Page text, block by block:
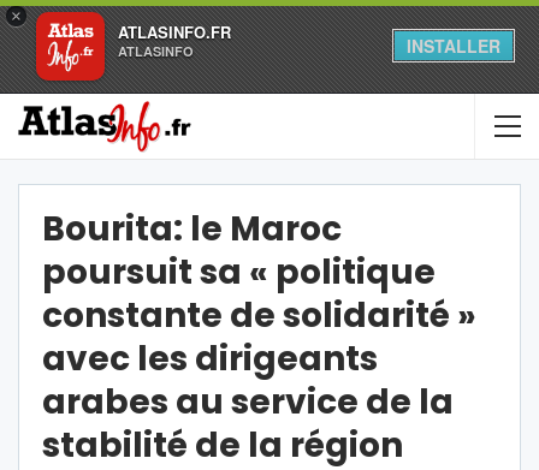
×
ATLASINFO.FR
ATLASINFO INSTALLER
Bourita: le Maroc
poursuit sa « politique
constante de solidarité »
avec les dirigeants
arabes au service de la
stabilité de la région